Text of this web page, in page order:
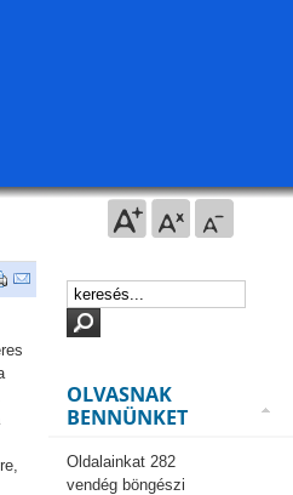
OLVASNAK
BENNÜNKET
Oldalainkat 282
vendég böngészi